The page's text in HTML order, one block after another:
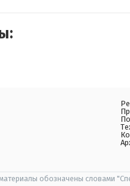
обозначены словами